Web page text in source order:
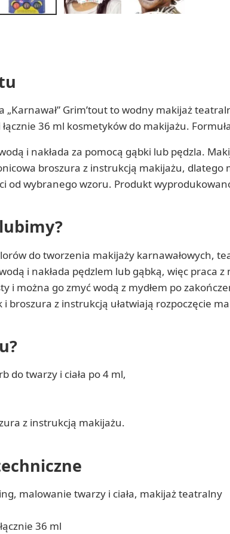
„Karnawał” Grim’tout to wodny makijaż
36 ml kosmetyków do makijażu.
i nakłada za pomocą gąbki lub pędzla.
broszura z instrukcją makijażu, dlatego
od wybranego wzoru. Produkt
do tworzenia makijaży karnawałowych,
i nakłada pędzlem lub gąbką, więc praca
i można go zmyć wodą z mydłem po
i broszura z instrukcją ułatwiają rozpoczęcie
do twarzy i ciała po 4 ml,
z instrukcją makijażu.
malowanie twarzy i ciała, makijaż teatralny
36 ml